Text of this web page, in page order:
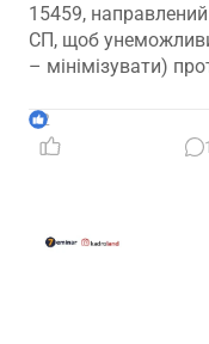
15459,
СП, щоб
– мінімізувати)
2
1